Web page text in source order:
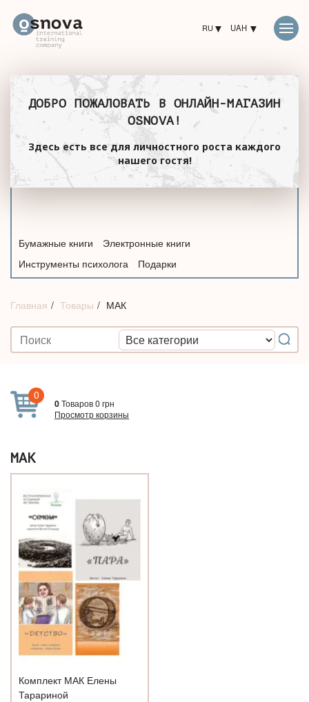
RU UAH
ДОБРО ПОЖАЛОВАТЬ В ОНЛАЙН-МАГАЗИН
OSNOVA!
Здесь есть все для личностного роста каждого
нашего гостя!
Бумажные книги
Электронные книги
Инструменты психолога
Подарки
Главная Товары МАК
0
0Товаров0грн
Просмотр корзины
МАК
Комплект МАК Елены
Тарариной